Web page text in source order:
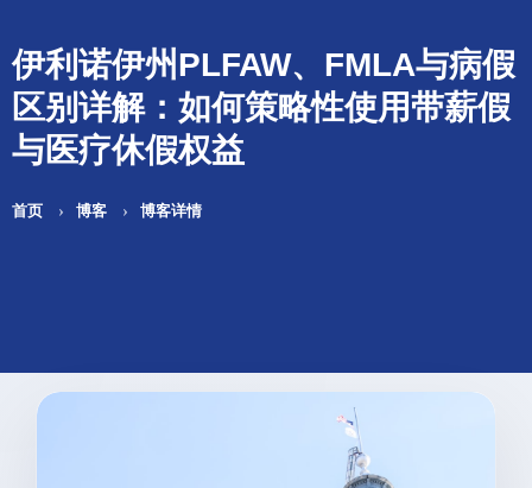
伊利诺伊州PLFAW、FMLA与病假
区别详解：如何策略性使用带薪假
与医疗休假权益
首页 博客 博客详情